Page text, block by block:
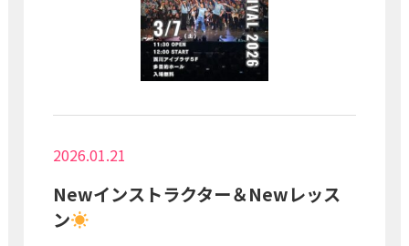
2026.01.21
Newインストラクター＆Newレッス
ン